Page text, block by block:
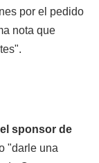
por el pedido
nota que
sponsor de
"darle una